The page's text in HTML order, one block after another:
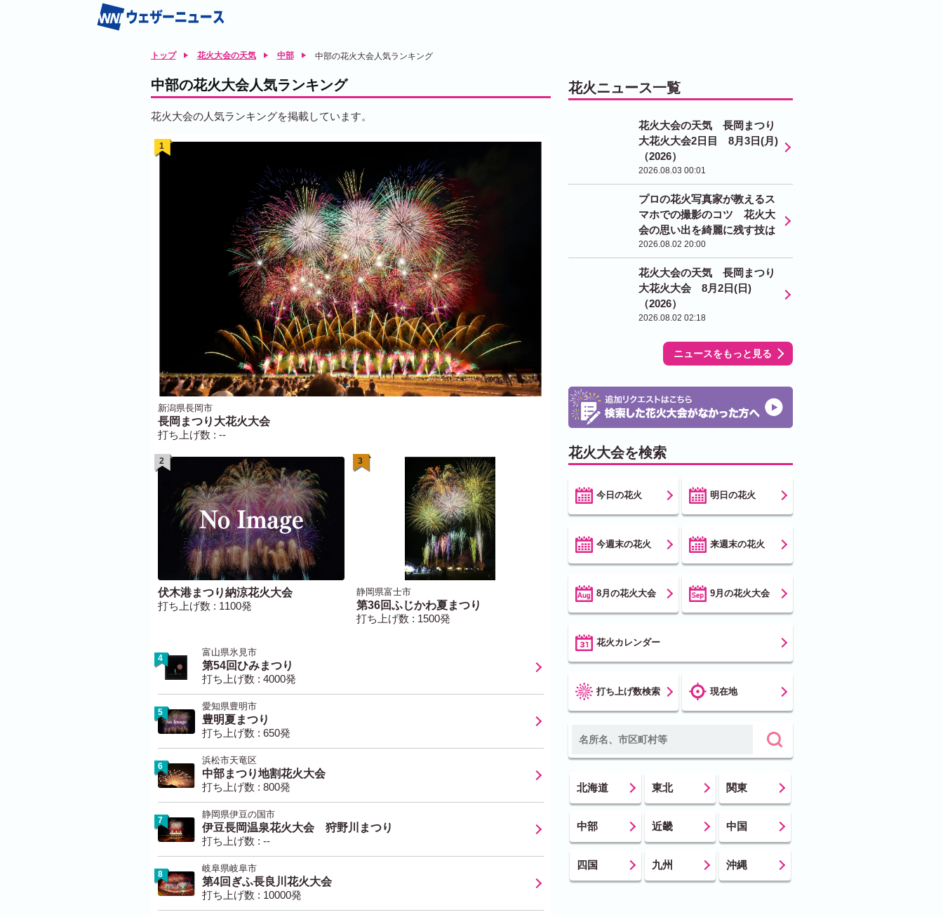
トップ 花火大会の天気 中部 中部の花火大会人気ランキング
中部の花火大会人気ランキング
花火大会の人気ランキングを掲載しています。
1
新潟県長岡市
長岡まつり大花火大会
打ち上げ数 : --
2
伏木港まつり納涼花火大会
打ち上げ数 : 1100発
3
静岡県富士市
第36回ふじかわ夏まつり
打ち上げ数 : 1500発
4
富山県氷見市
第54回ひみまつり
打ち上げ数 : 4000発
5
愛知県豊明市
豊明夏まつり
打ち上げ数 : 650発
6
浜松市天竜区
中部まつり地割花火大会
打ち上げ数 : 800発
7
静岡県伊豆の国市
伊豆長岡温泉花火大会 狩野川まつり
打ち上げ数 : --
8
岐阜県岐阜市
第4回ぎふ長良川花火大会
打ち上げ数 : 10000発
花火ニュース一覧
花火大会の天気 長岡まつり
大花火大会2日目 8月3日(月)
（2026）
2026.08.03 00:01
プロの花火写真家が教えるス
マホでの撮影のコツ 花火大
会の思い出を綺麗に残す技は
2026.08.02 20:00
花火大会の天気 長岡まつり
大花火大会 8月2日(日)
（2026）
2026.08.02 02:18
ニュースをもっと見る
花火大会を検索
今日の花火 明日の花火
今週末の花火 来週末の花火
8月の花火大会 9月の花火大会
花火カレンダー
打ち上げ数検索 現在地
北海道 東北 関東
中部 近畿 中国
四国 九州 沖縄